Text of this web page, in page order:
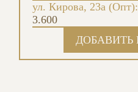
ул. Кирова, 23а (Опт):
3.600